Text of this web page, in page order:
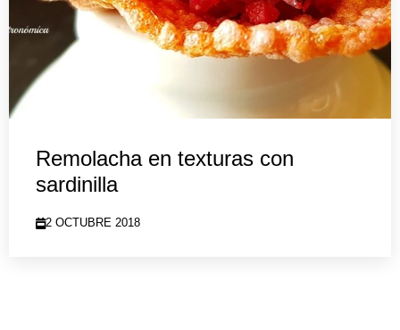
Remolacha en texturas con
sardinilla
2 OCTUBRE 2018